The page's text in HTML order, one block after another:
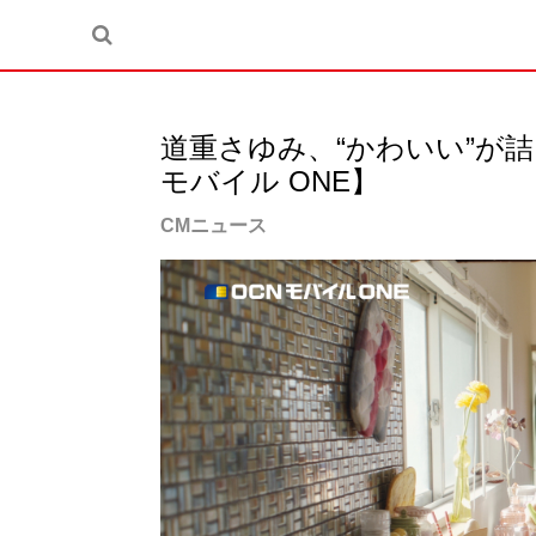
道重さゆみ、“かわいい”が
モバイル ONE】
CMニュース